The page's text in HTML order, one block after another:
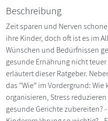
Beschreibung
Zeit sparen und Nerven
ihre Kinder, doch oft ist es im
Wünschen und Bedürfnissen
gesunde Ernährung nicht
erläutert dieser Ratgeber.
das "Wie" im Vordergrund:
organisieren, Stress
gesunde Gerichte zubereiten?